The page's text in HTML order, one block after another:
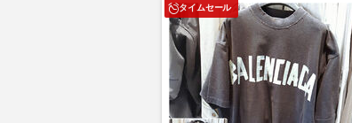
タイムセール